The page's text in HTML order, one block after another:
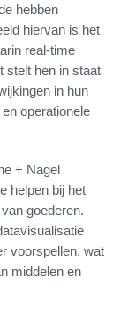
hebben
hiervan is het
real-time
stelt hen in staat
in hun
operationele
+ Nagel
helpen bij het
goederen.
voorspellen, wat
middelen en